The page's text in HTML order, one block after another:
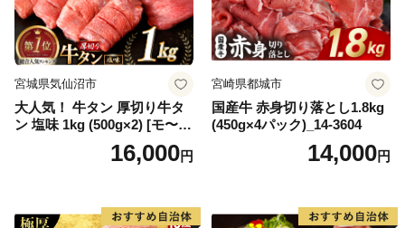
宮城県気仙沼市
大人気！ 牛タン 厚切り牛タ
ン 塩味 1kg (500g×2) [モ〜ラ
ンド 宮城県 気仙沼市 205646
60] 肉 牛肉 精肉 牛たん 牛タ
厚切り タン
16,000円
宮崎県都城市
国産牛 赤身切り落とし1.8kg
(450g×4パック)_14-3604
14,000円